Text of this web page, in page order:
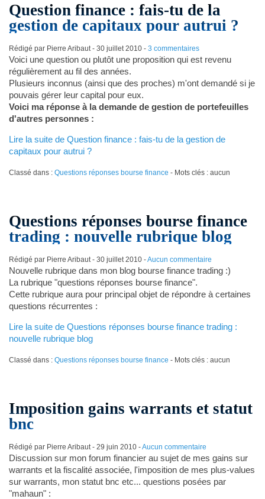
Question finance : fais-tu de la
gestion de capitaux pour autrui ?
Rédigé par Pierre Aribaut - 30 juillet 2010- 3 commentaires
Voici une question ou plutôt une proposition qui est revenu
régulièrement au fil des années.
Plusieurs inconnus (ainsi que des proches) m'ont demandé si je
pouvais gérer leur capital pour eux.
Voici ma réponse à la demande de gestion de portefeuilles
d'autres personnes :
Lire la suite de Question finance : fais-tu de la gestion de
capitaux pour autrui ?
Classé dans : Questions réponses bourse finance - Mots clés : aucun
Questions réponses bourse finance
trading : nouvelle rubrique blog
Rédigé par Pierre Aribaut - 30 juillet 2010-Aucun commentaire
Nouvelle rubrique dans mon blog bourse finance trading :)
La rubrique "questions réponses bourse finance".
Cette rubrique aura pour principal objet de répondre à certaines
questions récurrentes :
Lire la suite de Questions réponses bourse finance trading :
nouvelle rubrique blog
Classé dans : Questions réponses bourse finance - Mots clés : aucun
Imposition gains warrants et statut
bnc
Rédigé par Pierre Aribaut - 29 juin 2010-Aucun commentaire
Discussion sur mon forum financier au sujet de mes gains sur
warrants et la fiscalité associée, l'imposition de mes plus-values
sur warrants, mon statut bnc etc... questions posées par
"mahaun" :